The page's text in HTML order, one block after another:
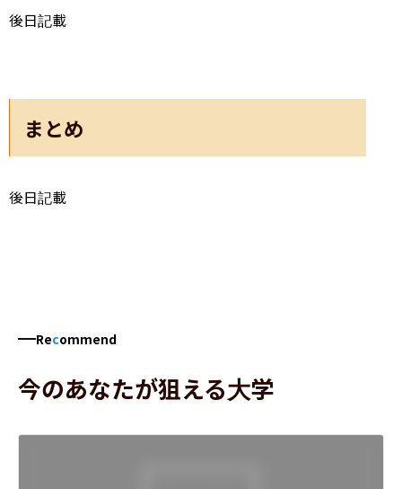
後日記載
まとめ
後日記載
Recommend
今のあなたが狙える大学